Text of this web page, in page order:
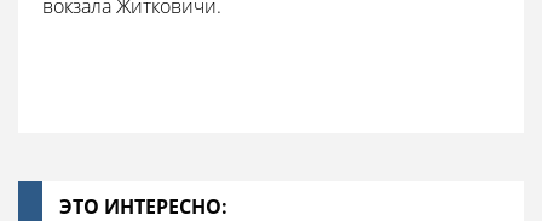
вокзала Житковичи.
ЭТО ИНТЕРЕСНО: